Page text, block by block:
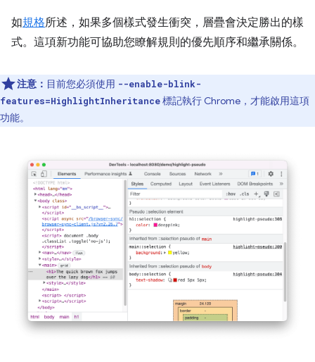
如規格所述，如果多個樣式發生衝突，層疊會決定勝出的樣
式。這項新功能可協助您瞭解規則的優先順序和繼承關係。
注意： 目前您必須使用 --enable-blink-
features=HighlightInheritance標記執行 Chrome，才能啟用這項
功能。